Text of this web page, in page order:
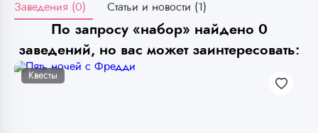
Заведения (0) Статьи и новости (1)
По запросу «набор» найдено 0
заведений, но вас может заинтересовать:
Квесты